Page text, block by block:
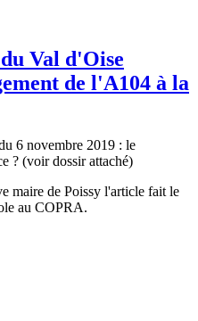
Val d'Oise
de l'A104 à la
6 novembre 2019 : le
? (voir dossir attaché)
maire de Poissy l'article fait le
au COPRA.